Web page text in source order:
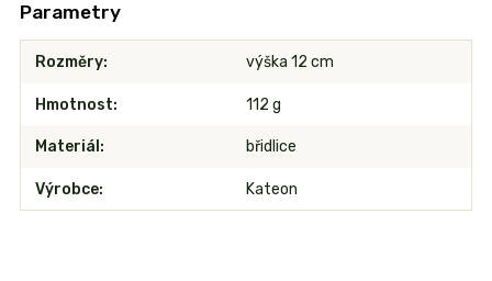
Parametry
Rozměry výška 12 cm
Hmotnost 112 g
Materiál břidlice
Výrobce Kateon